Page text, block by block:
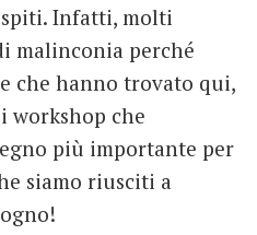
Infatti, molti
malinconia perché
che hanno trovato qui,
workshop che
più importante per
siamo riusciti a